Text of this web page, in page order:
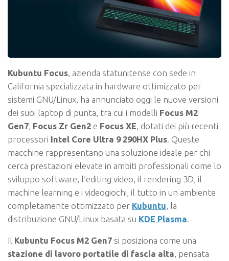
Kubuntu Focus , azienda statunitense con sede in
California specializzata in hardware ottimizzato per
sistemi GNU/Linux, ha annunciato oggi le nuove versioni
dei suoi laptop di punta, tra cui i modelli Focus M2
Gen7 Focus Zr Gen2 e Focus XE , dotati dei più recenti
processori Intel Core Ultra 9 290HX Plus . Queste
macchine rappresentano una soluzione ideale per chi
cerca prestazioni elevate in ambiti professionali come lo
sviluppo software, l’editing video, il rendering 3D, il
machine learning e i videogiochi, il tutto in un ambiente
completamente ottimizzato per Kubuntu , la
distribuzione GNU/Linux basata su KDE Plasma
Il Kubuntu Focus M2 Gen7 si posiziona come una
stazione di lavoro portatile di fascia alta, pensata